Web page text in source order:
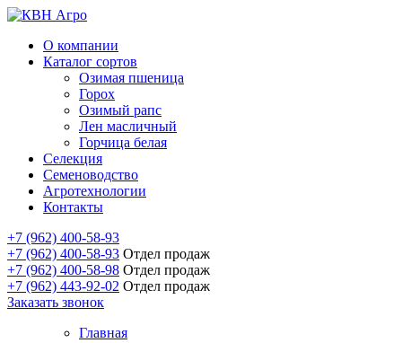
О компании
Каталог сортов
Озимая пшеница
Горох
Озимый рапс
Лен масличный
Горчица белая
Селекция
Семеноводство
Агротехнологии
Контакты
+7 (962) 400-58-93
+7 (962) 400-58-93 Отдел продаж
+7 (962) 400-58-98 Отдел продаж
+7 (962) 443-92-02 Отдел продаж
Заказать звонок
Главная